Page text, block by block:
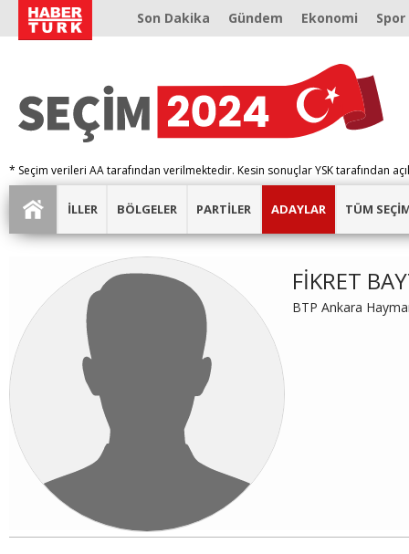
Son Dakika Gündem Ekonomi Spor
* Seçim verileri AA tarafından verilmektedir. Kesin sonuçlar YSK tarafından
İLLER BÖLGELER PARTİLER ADAYLAR TÜM
FİKRET
BTP Ankara